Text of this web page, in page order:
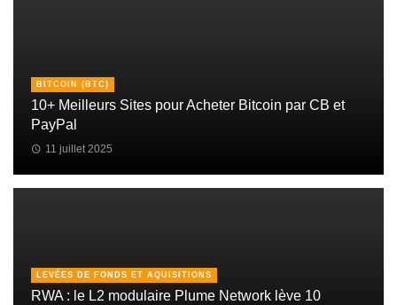
BITCOIN (BTC)
10+ Meilleurs Sites pour Acheter Bitcoin par CB et
PayPal
11 juillet 2025
LEVÉES DE FONDS ET AQUISITIONS
RWA : le L2 modulaire Plume Network lève 10